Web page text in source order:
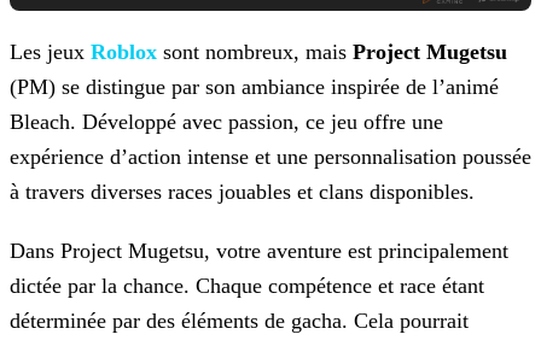
Les jeux Roblox sont nombreux, mais Project Mugetsu
(PM) se distingue par son ambiance inspirée de l’animé
Bleach. Développé avec passion, ce jeu offre une
expérience d’action intense et une personnalisation poussée
à travers diverses races jouables et clans disponibles.
Dans Project Mugetsu, votre aventure est principalement
dictée par la chance. Chaque compétence et race étant
déterminée par des éléments de gacha. Cela pourrait